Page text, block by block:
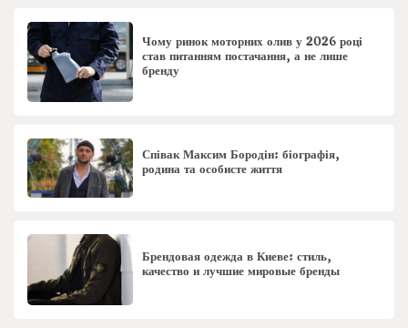
Чому ринок моторних олив у 2026 році
став питанням постачання, а не лише
бренду
Співак Максим Бородін: біографія,
родина та особисте життя
Брендовая одежда в Киеве: стиль,
качество и лучшие мировые бренды